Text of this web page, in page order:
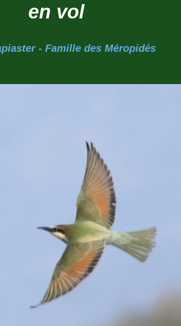
en vol
- Famille des Méropidés